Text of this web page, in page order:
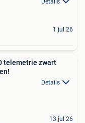
1 jul 26
telemetrie zwart
Details
13 jul 26